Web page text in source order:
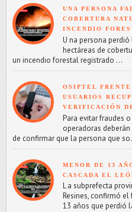
UNA PERSONA
COBERTURA
INCENDIO
U na persona
hectáreas de
un incendio forestal registrado ...
OSIPTEL
USUARIOS
VERIFICACIÓN
Para evitar fraudes
operadoras
de confirmar que la persona que
MENOR DE 13
CASCADA EL
L a subprefecta
Resines, confirmó
13 años que perdió